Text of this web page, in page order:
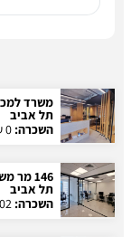
תל אביב
השכרה:
תל אביב
השכרה: